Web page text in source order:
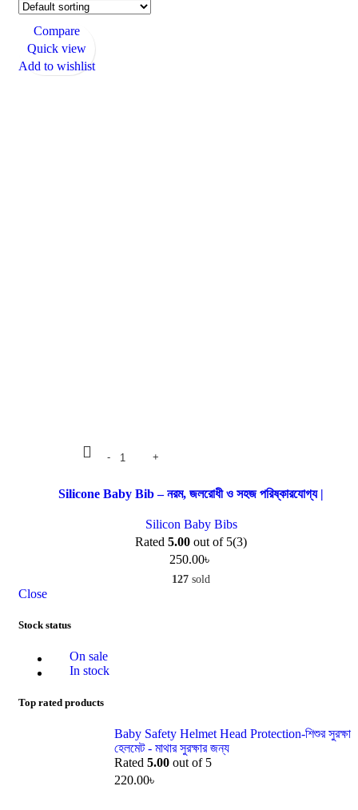
Close
Stock status
On sale
In stock
Top rated products
Baby Safety Helmet Head Protection-শিশুর সুরক্ষা
হেলমেট - মাথার সুরক্ষার জন্য
Rated 5.00 out of 5
220.00৳
Compare
Quick view
Add to wishlist
Silicone Baby Bib – নরম, জলরোধী ও সহজ পরিষ্কারযোগ্য |
Silicon Baby Bibs
Rated 5.00 out of 5(3)
250.00৳
127 sold